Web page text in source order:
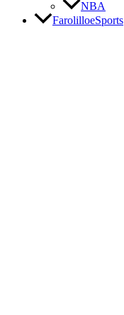
NBA
FarolilloeSports